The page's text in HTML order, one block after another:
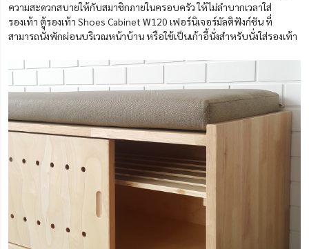
ความสะดวกสบายให้กับสมาชิกภายในครอบครัว ให้ไม่ลำบากเวลาใส่
รองเท้า ตู้รองเท้า Shoes Cabinet W120 เฟอร์นิเจอร์มัลติฟังก์ชันที่
สามารถนั่งพักผ่อนบริเวณหน้าบ้าน หรือใช้เป็นเก้าอี้นั่งสำหรับนั่งใส่รองเท้า